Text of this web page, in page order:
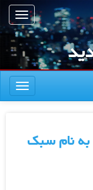
ناوبری
ناوبری
به نام سبک